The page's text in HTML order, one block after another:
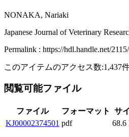
NONAKA, Nariaki
Japanese Journal of Veterinary
Permalink : https://hdl.handle.net/
このアイテムのアクセス数:1,437
閲覧可能ファイル
ファイル フォーマット サ
KJ00002374501 pdf 68.6